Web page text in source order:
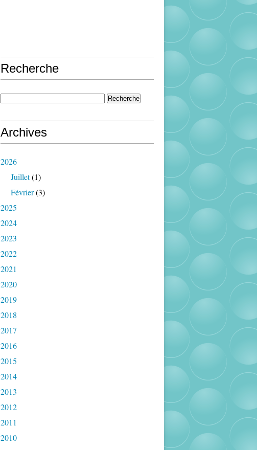
Recherche
Archives
2026
Juillet(1)
Février(3)
2025
2024
2023
2022
2021
2020
2019
2018
2017
2016
2015
2014
2013
2012
2011
2010